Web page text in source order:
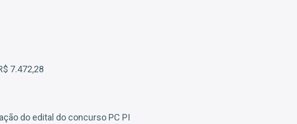
7.472,28
do edital do concurso PC PI